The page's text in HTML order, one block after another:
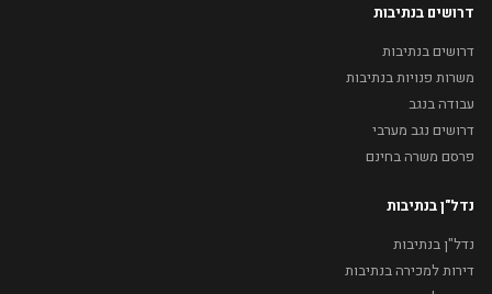
דרושים בנתיבות
דרושים בנתיבות
משרות פנויות בנתיבות
עבודה בנגב
דרושים נגב מערבי
פרסם משרה בחינם
נדל"ן בנתיבות
נדל"ן בנתיבות
דירות למכירה בנתיבות